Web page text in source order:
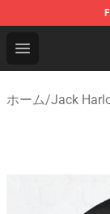
Open menu
Jack
ホーム/Jack